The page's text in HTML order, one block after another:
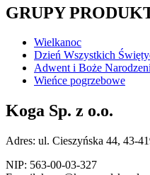
GRUPY
Wielkanoc
Dzień Wszystkich
Adwent i Boże
Wieńce pogrzebowe
Koga Sp. z o.o.
Adres: ul. Cieszyńska 44, 43-
NIP: 563-00-03-327